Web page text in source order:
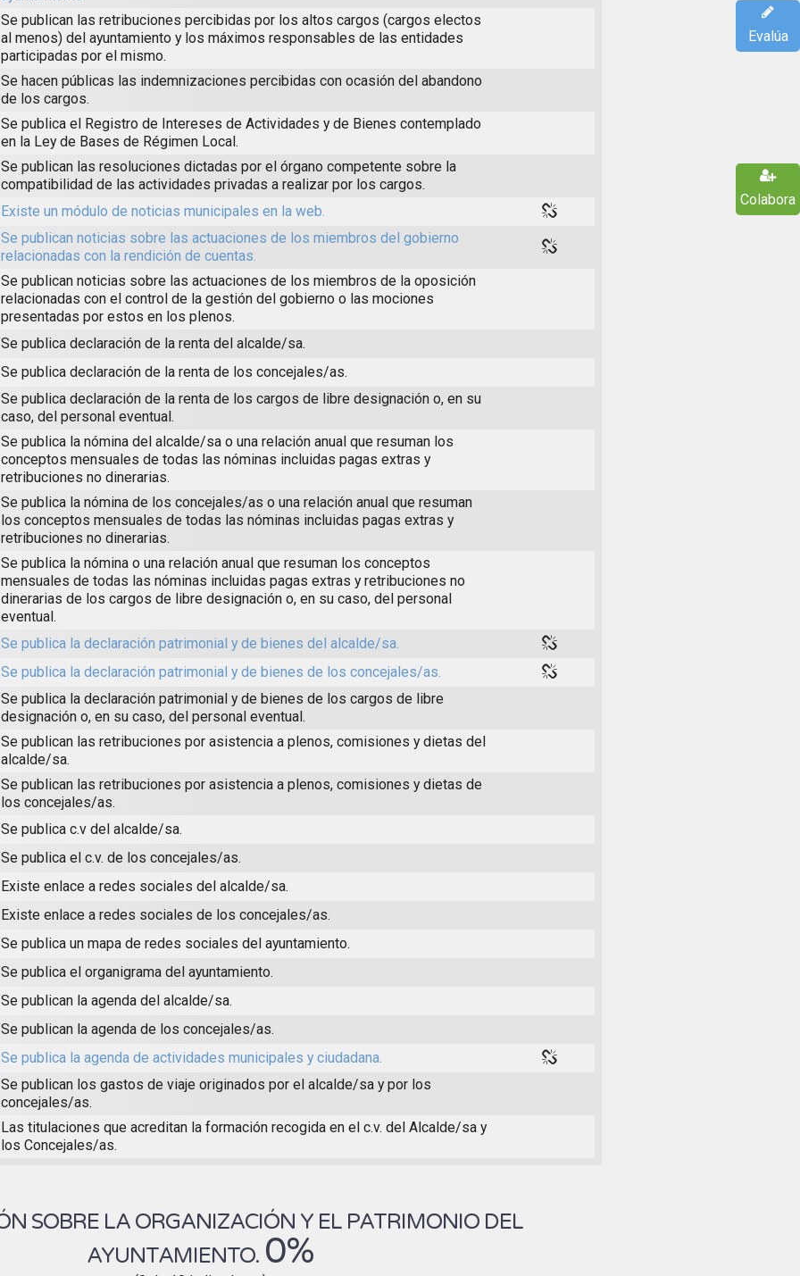
Se publican las retribuciones percibidas por los altos cargos (cargos electos
al menos) del ayuntamiento y los máximos responsables de las entidades
participadas por el mismo.
Se hacen públicas las indemnizaciones percibidas con ocasión del abandono
de los cargos.
Se publica el Registro de Intereses de Actividades y de Bienes contemplado
en la Ley de Bases de Régimen Local.
Se publican las resoluciones dictadas por el órgano competente sobre la
compatibilidad de las actividades privadas a realizar por los cargos.
Existe un módulo de noticias municipales en la web.
Se publican noticias sobre las actuaciones de los miembros del gobierno
relacionadas con la rendición de cuentas.
Se publican noticias sobre las actuaciones de los miembros de la oposición
relacionadas con el control de la gestión del gobierno o las mociones
presentadas por estos en los plenos.
Se publica declaración de la renta del alcalde/sa.
Se publica declaración de la renta de los concejales/as.
Se publica declaración de la renta de los cargos de libre designación o, en su
caso, del personal eventual.
Se publica la nómina del alcalde/sa o una relación anual que resuman los
conceptos mensuales de todas las nóminas incluidas pagas extras y
retribuciones no dinerarias.
Se publica la nómina de los concejales/as o una relación anual que resuman
los conceptos mensuales de todas las nóminas incluidas pagas extras y
retribuciones no dinerarias.
Se publica la nómina o una relación anual que resuman los conceptos
mensuales de todas las nóminas incluidas pagas extras y retribuciones no
dinerarias de los cargos de libre designación o, en su caso, del personal
eventual.
Se publica la declaración patrimonial y de bienes del alcalde/sa.
Se publica la declaración patrimonial y de bienes de los concejales/as.
Se publica la declaración patrimonial y de bienes de los cargos de libre
designación o, en su caso, del personal eventual.
Se publican las retribuciones por asistencia a plenos, comisiones y dietas del
alcalde/sa.
Se publican las retribuciones por asistencia a plenos, comisiones y dietas de
los concejales/as.
Se publica c.v del alcalde/sa.
Se publica el c.v. de los concejales/as.
Existe enlace a redes sociales del alcalde/sa.
Existe enlace a redes sociales de los concejales/as.
Se publica un mapa de redes sociales del ayuntamiento.
Se publica el organigrama del ayuntamiento.
Se publican la agenda del alcalde/sa.
Se publican la agenda de los concejales/as.
Se publica la agenda de actividades municipales y ciudadana.
Se publican los gastos de viaje originados por el alcalde/sa y por los
concejales/as.
Las titulaciones que acreditan la formación recogida en el c.v. del Alcalde/sa y
los Concejales/as.
SOBRE LA ORGANIZACIÓN Y EL PATRIMONIO DEL
AYUNTAMIENTO. 0%
Evalúa
Colabora